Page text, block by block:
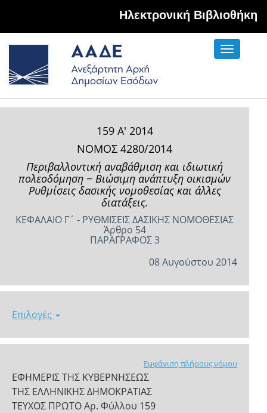
Hλεκτρονική Βιβλιοθήκη
Toggle
159 Α' 2014
ΝΟΜΟΣ 4280/2014
Περιβαλλοντική αναβάθμιση και ιδιωτική
πολεοδόμηση − Βιώσιμη ανάπτυξη οικισμών
Ρυθμίσεις δασικής νομοθεσίας και άλλες
διατάξεις.
ΚΕΦΑΛΑΙΟ Γ΄ - ΡΥΘΜΙΣΕΙΣ ΔΑΣΙΚΗΣ ΝΟΜΟΘΕΣΙΑΣ
Άρθρο 54
ΠΑΡΑΓΡΑΦΟΣ 3
08 Αυγούστου 2014
Επιλογές
Εμφάνιση πλήρους νόμου
ΕΦΗΜΕΡΙΣ ΤΗΣ ΚΥΒΕΡΝΗΣΕΩΣ
ΤΗΣ ΕΛΛΗΝΙΚΗΣ ΔΗΜΟΚΡΑΤΙΑΣ
ΤΕΥΧΟΣ ΠΡΩΤΟ Αρ. Φύλλου 159